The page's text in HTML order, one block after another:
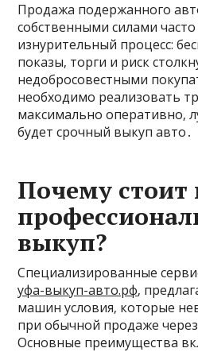
Продажа подержанного
собственными силами
изнурительный процесс:
показы‚ торги и риск
недобросовестными
необходимо реализовать
максимально оперативно‚
будет срочный выкуп авто․
Почему стоит
выкуп?
Специализированные
уфа-выкуп-авто.рф‚
машин условия‚ которые
при обычной продаже
Основные преимущества